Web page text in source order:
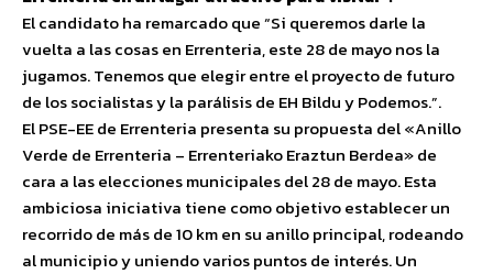
El candidato ha remarcado que “Si queremos darle la
vuelta a las cosas en Errenteria, este 28 de mayo nos la
jugamos. Tenemos que elegir entre el proyecto de futuro
de los socialistas y la parálisis de EH Bildu y Podemos.”.
El PSE-EE de Errenteria presenta su propuesta del «Anillo
Verde de Errenteria – Errenteriako Eraztun Berdea» de
cara a las elecciones municipales del 28 de mayo. Esta
ambiciosa iniciativa tiene como objetivo establecer un
recorrido de más de 10 km en su anillo principal, rodeando
al municipio y uniendo varios puntos de interés. Un